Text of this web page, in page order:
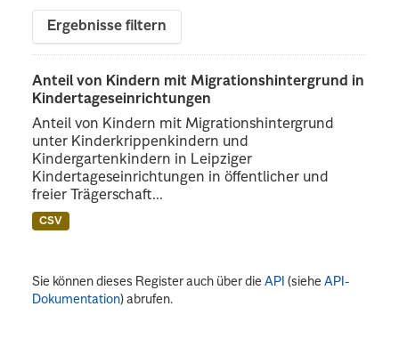
Ergebnisse filtern
Anteil von Kindern mit Migrationshintergrund in
Kindertageseinrichtungen
Anteil von Kindern mit Migrationshintergrund
unter Kinderkrippenkindern und
Kindergartenkindern in Leipziger
Kindertageseinrichtungen in öffentlicher und
freier Trägerschaft...
CSV
Sie können dieses Register auch über dieAPI (sieheAPI-
Dokumentation) abrufen.